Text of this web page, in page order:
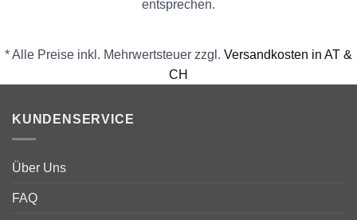
entsprechen.
* Alle Preise inkl. Mehrwertsteuer zzgl. Versandkosten in AT &
CH
KUNDENSERVICE
Über Uns
FAQ